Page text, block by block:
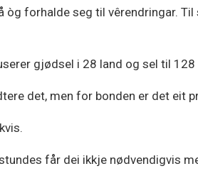
òg forhalde seg til vêrendringar.
gjødsel i 28 land og sel til 128
det, men for bonden er det eit
får dei ikkje nødvendigvis